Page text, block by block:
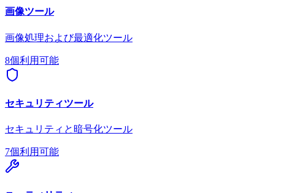
画像ツール
画像処理および最適化ツール
8個利用可能
セキュリティツール
セキュリティと暗号化ツール
7個利用可能